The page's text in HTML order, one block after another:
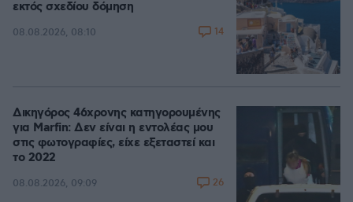
εκτός σχεδίου δόμηση
08.08.2026, 08:10 14
Δικηγόρος 46χρονης κατηγορουμένης
για Marfin: Δεν είναι η εντολέας μου
στις φωτογραφίες, είχε εξεταστεί και
το 2022
08.08.2026, 09:09 26